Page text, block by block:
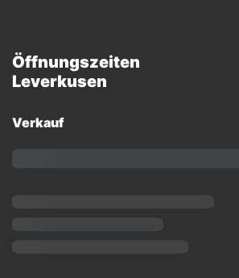
Öffnungszeiten
Leverkusen
Verkauf